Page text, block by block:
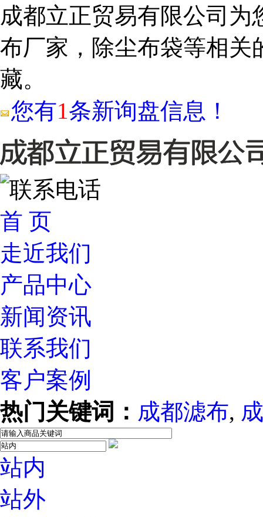
成都立正贸易有限公司为
布厂家，除尘布袋等相关
藏。
您有1条新询盘信息！
首 页
走近我们
产品中心
新闻资讯
联系我们
客户案例
热门关键词： 成都滤布,
站内
站外